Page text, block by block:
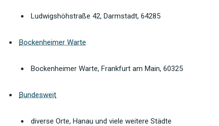
Ludwigshöhstraße 42, Darmstadt, 64285
Bockenheimer Warte
Bockenheimer Warte, Frankfurt am Main, 60325
Bundesweit
diverse Orte, Hanau und viele weitere Städte